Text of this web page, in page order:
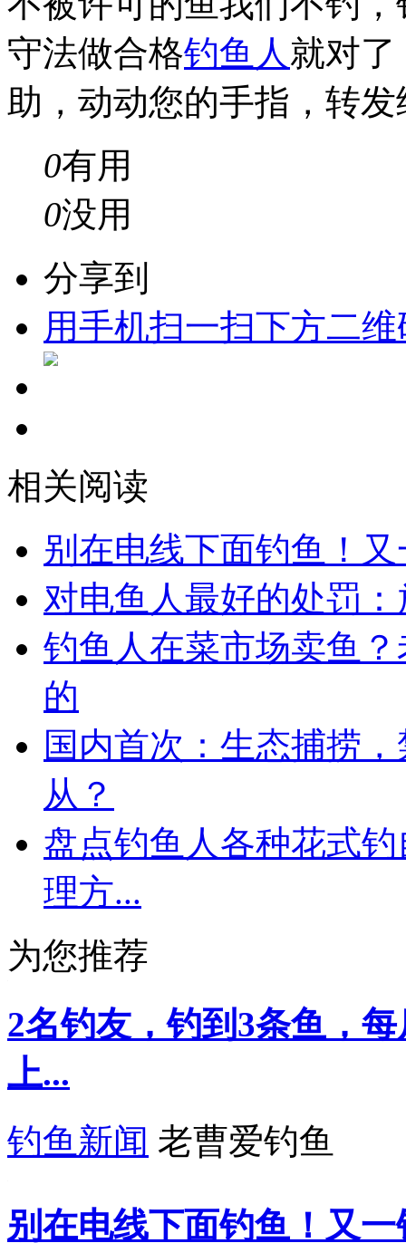
守法做合格钓鱼人就对
助，动动您的手指，转
0有用
0没用
分享到
用手机扫一扫下方二
相关阅读
别在电线下面钓鱼！
对电鱼人最好的处罚
钓鱼人在菜市场卖鱼
的
国内首次：生态捕捞
从？
盘点钓鱼人各种花式
理方...
为您推荐
2名钓友，钓到3条鱼，
上...
钓鱼新闻 老曹爱钓鱼
别在电线下面钓鱼！又